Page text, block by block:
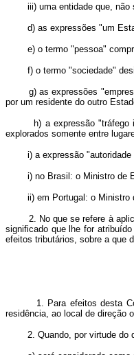
iii) uma entidade que, não
d) as expressões "um
e) o termo "pessoa"
f) o termo "sociedade"
g) as expressões "empresa
por um residente do outro
h) a expressão "tráfego
explorados somente entre
i) a expressão "autoridade
i) no Brasil: o Ministro de
ii) em Portugal: o Ministro
2. No que se refere à
significado que lhe for
efeitos tributários, sobre a que
1. Para efeitos desta
residência, ao local de direção
2. Quando, por virtude do